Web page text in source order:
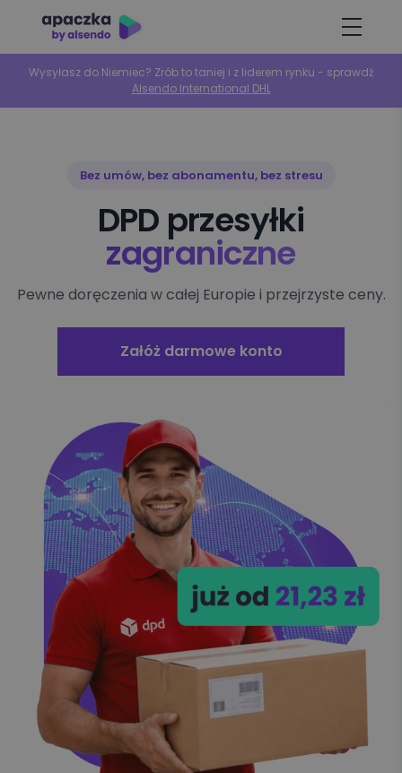
Wysyłasz do Niemiec? Zrób to taniej i z liderem rynku - sprawdź
Alsendo International DHL
Bez umów, bez abonamentu, bez stresu
DPD przesyłki
zagraniczne
Pewne doręczenia w całej Europie i przejrzyste ceny.
Załóż darmowe konto